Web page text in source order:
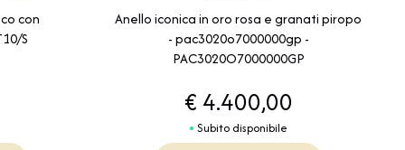
con
S
Anello iconica in oro rosa e granati piropo
- pac3020o7000000gp -
PAC3020O7000000GP
€ 4.400,00
Subito disponibile